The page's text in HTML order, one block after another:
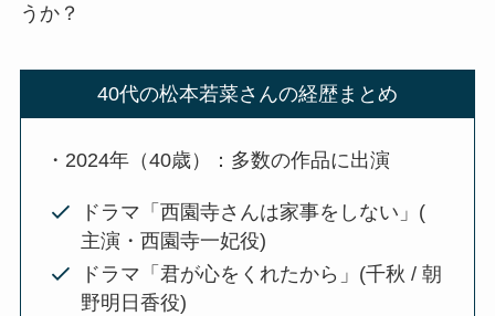
うか？
40代の松本若菜さんの経歴まとめ
・2024年（40歳）：多数の作品に出演
ドラマ「西園寺さんは家事をしない」(
主演・西園寺一妃役)
ドラマ「君が心をくれたから」(千秋 / 朝
野明日香役)